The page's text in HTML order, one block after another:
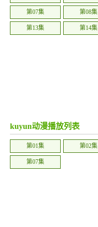
第07集 第08集
第13集 第14集
kuyun动漫播放列表
第01集 第02集
第07集